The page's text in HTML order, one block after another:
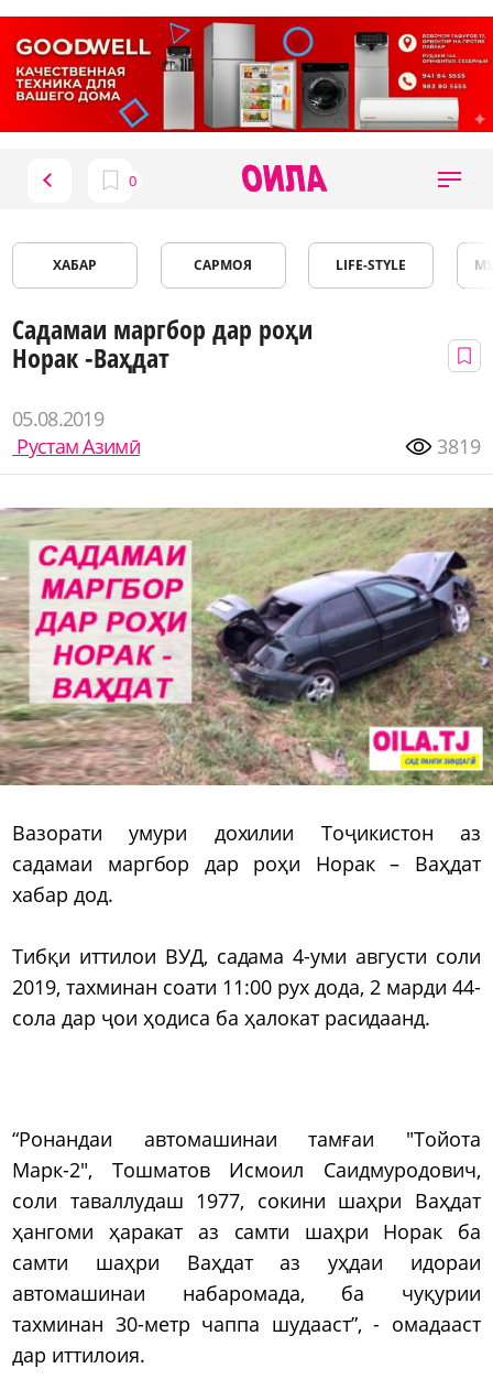
ХАБАР САРМОЯ LIFE-STYLE
Садамаи маргбор дар роҳи
Норак -Ваҳдат
05.08.2019
Рустам Азимӣ
3819
Вазорати умури дохилии Тоҷикистон аз
садамаи маргбор дар роҳи Норак – Ваҳдат
хабар дод.
Тибқи иттилои ВУД, садама 4-уми августи соли
2019, тахминан соати 11:00 рух дода, 2 марди 44-
сола дар ҷои ҳодиса ба ҳалокат расидаанд.
“Ронандаи автомашинаи тамғаи "Тойота
Марк-2", Тошматов Исмоил Саидмуродович,
соли таваллудаш 1977, сокини шаҳри Ваҳдат
ҳангоми ҳаракат аз самти шаҳри Норак ба
самти шаҳри Ваҳдат аз уҳдаи идораи
автомашинаи набаромада, ба чуқурии
тахминан 30-метр чаппа шудааст”, - омадааст
дар иттилоия.